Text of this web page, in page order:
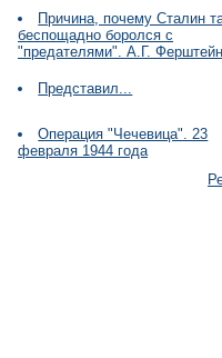
Причина, почему Сталин
беспощадно боролся с
"предателями". А.Г. Ферштейн
Представил...
Операция "Чечевица". 23
февраля 1944 года